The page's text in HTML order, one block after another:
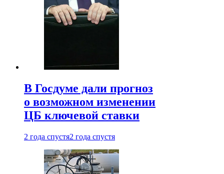
В Госдуме дали прогноз
о возможном изменении
ЦБ ключевой ставки
2 года спустя2 года спустя